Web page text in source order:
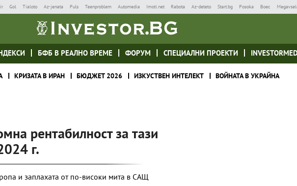
Gol Tialoto Az-jenata Puls Teenproblem Automedia Imoti.net Rabota Az-deteto Start.bg Posoka Boec
БФБ В РЕАЛНО ВРЕМЕ ФОРУМ СПЕЦИАЛНИ ПРОЕКТИ
КРИЗАТА В ИРАН БЮДЖЕТ 2026 ИЗКУСТВЕН ИНТЕЛЕКТ ВОЙНАТА В УКРАЙНА
рентабилност за тази
г.
и заплахата от по-високи мита в САЩ